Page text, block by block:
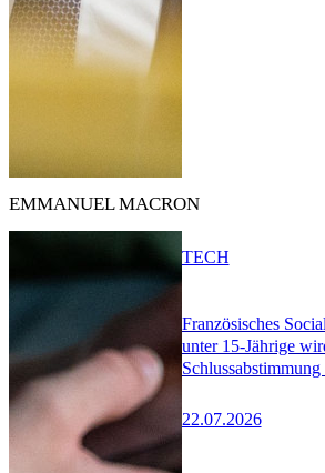
EMMANUEL MACRON
Französisches
unter 15-Jährige
22.07.2026
TECH